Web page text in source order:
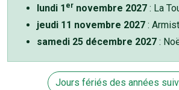
lundi 1 er novembre 2027 : La
jeudi 11 novembre 2027 :
samedi 25 décembre 2027 :
Jours fériés des années